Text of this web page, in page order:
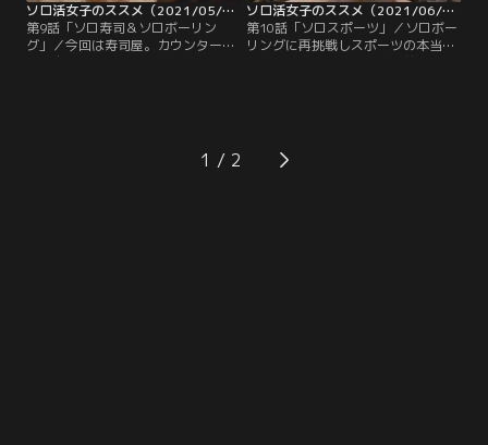
ソロ活女子のススメ（2021/05/28放送分）第09話
第9話「ソロ寿司＆ソロボーリン
グ」／今回は寿司屋。カウンターに
座り自分史上最高の頼み方である
ソロ活！更にひとりボーリングも楽
しむ。すると隣のレーンにもひとり
ソロ活女子のススメ（2021/06/04放送分）第10話
第10話「ソロスポーツ」／ソロボー
リングに再挑戦しスポーツの本当の
楽しさを知った恵は、数年前から気
そして、気になっていたがずっと後
回しにしていたボルダリング。そそ
1